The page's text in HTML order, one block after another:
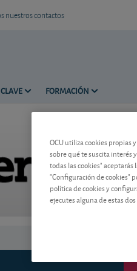
nuestros contactos
FORMACIÓN
Tiempo de lectura: 2
OCU utiliza cookies propias
sobre qué te suscita interés
todas las cookies"
"Configuración de cookies"
política de cookies y
ejecutes alguna de estas